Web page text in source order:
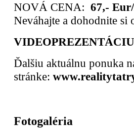
NOVÁ CENA: 67,-
Neváhajte a dohodnite si
VIDEOPREZENTÁCIU
Ďalšiu aktuálnu ponuka
stránke:
Fotogaléria